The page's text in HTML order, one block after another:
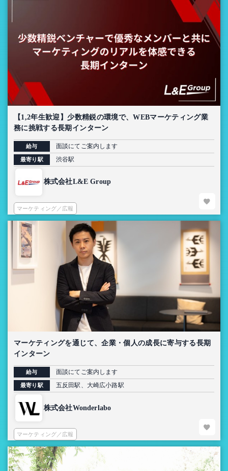
【1,2年生歓迎】少数精鋭の環境で、WEBマーケティング業
務に挑戦する長期インターン
給与 面談にてご案内します
最寄り駅 渋谷駅
株式会社L&E Group
マーケティング／広報
マーケティングを通じて、企業・個人の成長に寄与する長期
インターン
給与 面談にてご案内します
最寄り駅 五反田駅、大崎広小路駅
株式会社Wonderlabo
マーケティング／広報